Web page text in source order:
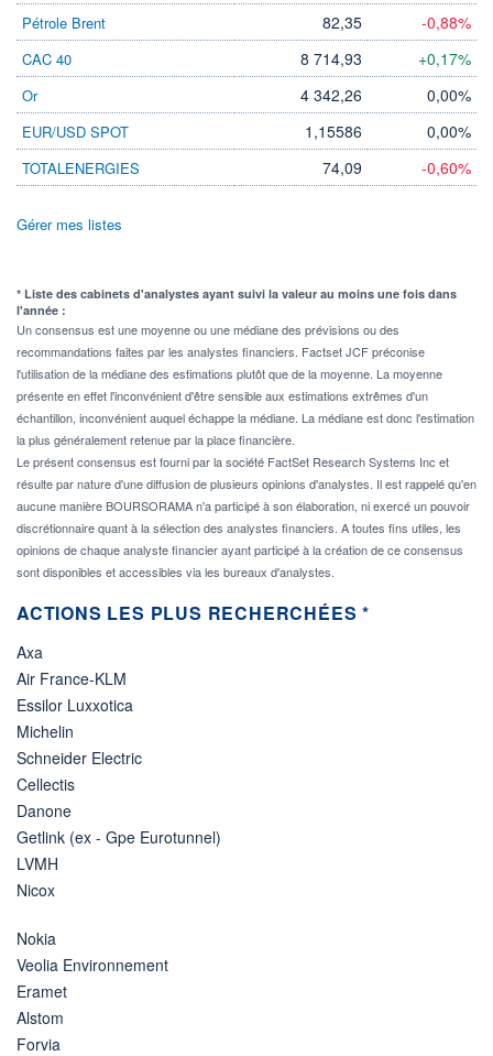
Pétrole Brent 82,35 -0,88%
CAC 40 8 714,93 +0,17%
Or 4 342,26 0,00%
EUR/USD SPOT 1,15586 0,00%
TOTALENERGIES 74,09 -0,60%
Gérer mes listes
* Liste des cabinets d'analystes ayant suivi la valeur au moins une fois dans
l'année :
Un consensus est une moyenne ou une médiane des prévisions ou des
recommandations faites par les analystes financiers. Factset JCF préconise
l'utilisation de la médiane des estimations plutôt que de la moyenne. La moyenne
présente en effet l'inconvénient d'être sensible aux estimations extrêmes d'un
échantillon, inconvénient auquel échappe la médiane. La médiane est donc l'estimation
la plus généralement retenue par la place financière.
Le présent consensus est fourni par la société FactSet Research Systems Inc et
résulte par nature d'une diffusion de plusieurs opinions d'analystes. Il est rappelé qu'en
aucune manière BOURSORAMA n'a participé à son élaboration, ni exercé un pouvoir
discrétionnaire quant à la sélection des analystes financiers. A toutes fins utiles, les
opinions de chaque analyste financier ayant participé à la création de ce consensus
sont disponibles et accessibles via les bureaux d'analystes.
ACTIONS LES PLUS RECHERCHÉES *
Axa
Air France-KLM
Essilor Luxxotica
Michelin
Schneider Electric
Cellectis
Danone
Getlink (ex - Gpe Eurotunnel)
LVMH
Nicox
Nokia
Veolia Environnement
Eramet
Alstom
Forvia